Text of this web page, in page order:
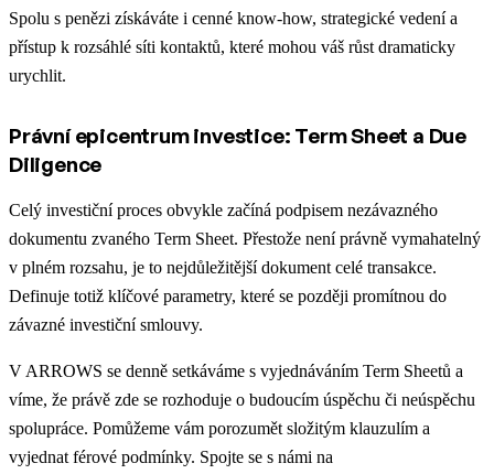
Spolu s penězi získáváte i cenné know-how, strategické vedení a
přístup k rozsáhlé síti kontaktů, které mohou váš růst dramaticky
urychlit.
Právní epicentrum investice: Term Sheet a Due
Diligence
Celý investiční proces obvykle začíná podpisem nezávazného
dokumentu zvaného Term Sheet. Přestože není právně vymahatelný
v plném rozsahu, je to nejdůležitější dokument celé transakce.
Definuje totiž klíčové parametry, které se později promítnou do
závazné investiční smlouvy.
V ARROWS se denně setkáváme s vyjednáváním Term Sheetů a
víme, že právě zde se rozhoduje o budoucím úspěchu či neúspěchu
spolupráce. Pomůžeme vám porozumět složitým klauzulím a
vyjednat férové podmínky. Spojte se s námi na